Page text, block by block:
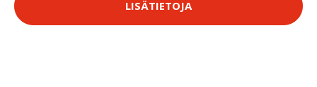
LISÄTIETOJA